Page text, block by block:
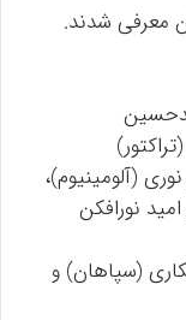
(آلومینیوم)،
نورافکن
(سپاهان) و